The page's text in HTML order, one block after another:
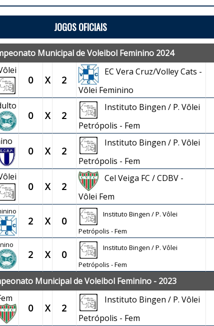
JOGOS OFICIAIS
Municipal de Voleibol Feminino 2024
0 X 2
EC Vera Cruz/Volley Cats -
Vôlei Feminino
0 X 2
Instituto Bingen / P. Vôlei
Petrópolis - Fem
0 X 2
Instituto Bingen / P. Vôlei
Petrópolis - Fem
0 X 2
Cel Veiga FC / CDBV -
Vôlei Fem
2 X 0
Instituto Bingen / P. Vôlei
Petrópolis - Fem
2 X 0
Instituto Bingen / P. Vôlei
Petrópolis - Fem
Municipal de Voleibol Feminino - 2023
0 X 2
Instituto Bingen / P. Vôlei
Petrópolis - Fem